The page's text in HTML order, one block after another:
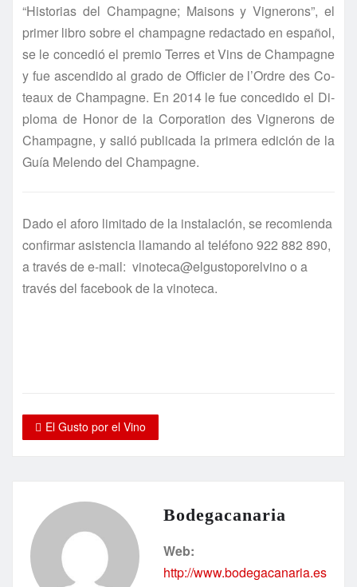
“Historias del Champagne; Maisons y Vignerons”, el
primer libro sobre el champagne redactado en español,
se le concedió el premio Terres et Vins de Champagne
y fue ascendido al grado de Officier de l’Ordre des Co-
teaux de Champagne. En 2014 le fue concedido el Di-
ploma de Honor de la Corporation des Vignerons de
Champagne, y salió publicada la primera edición de la
Guía Melendo del Champagne.
Dado el aforo limitado de la instalación, se recomienda
confirmar asistencia llamando al teléfono 922 882 890,
a través de e-mail: vinoteca@elgustoporelvino o a
través del facebook de la vinoteca.
El Gusto por el Vino
Bodegacanaria
Web:
http://www.bodegacanaria.es